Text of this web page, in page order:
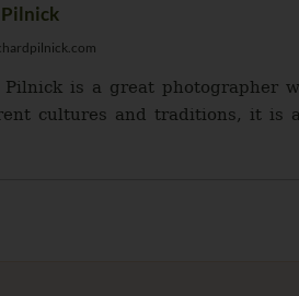
Pilnick is a great photographer
cultures and traditions, it is